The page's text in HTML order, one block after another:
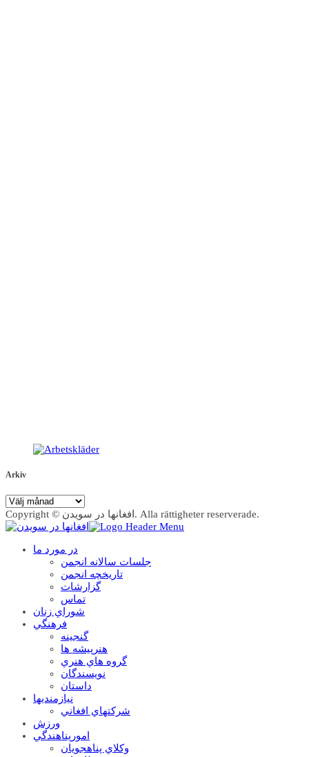
Arkiv
Arkiv
Copyright © افغانها در سویدن. Alla rättigheter reserverade.
در مورد ما
جلسات سالانه انجمن
تاریخچه انجمن
گزارشات
تماس
شوراي زنان
فرهنگي
گنجينه
هنرپيشه ها
گروه هاي هنري
نويسندگان
داستان
نيازمنديها
شرکتهاي افغاني
ورزش
امورپناهندگي
وکلاي پناهجويان